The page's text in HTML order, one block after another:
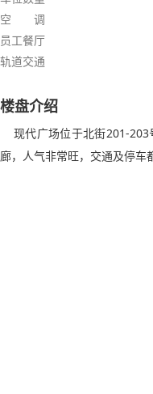
空 调
员工餐厅
轨道交通
楼盘介绍
现代广场位于北街201-203
廊，人气非常旺，交通及停车